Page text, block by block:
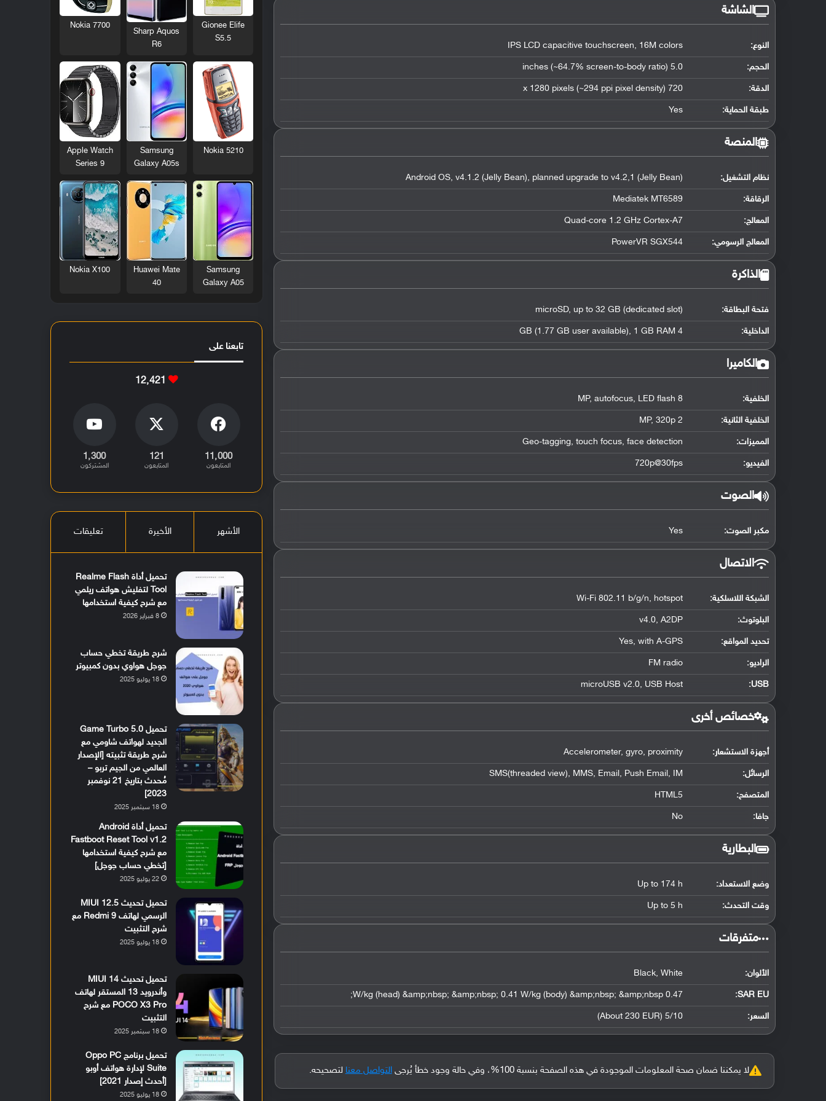
الشاشة
النوع: IPS LCD capacitive touchscreen, 16M colors
الحجم: 5.0 inches (~64.7% screen-to-body ratio)
الدقة: 720 x 1280 pixels (~294 ppi pixel density)
طبقة الحماية: Yes
المنصة
نظام التشغيل:
Android OS, v4.1.2 (Jelly Bean), planned upgrade to v4.2,1 (Jelly Bean)
الرقاقة:
Mediatek MT6589
المعالج:
Quad-core 1.2 GHz Cortex-A7
المعالج الرسومي:
PowerVR SGX544
الذاكرة
فتحة البطاقة: microSD, up to 32 GB (dedicated slot)
الداخلية: 4 GB (1.77 GB user available), 1 GB RAM
الكاميرا
الخلفية: 8 MP, autofocus, LED flash
الخلفية الثانية: 2 MP, 320p
المميزات: Geo-tagging, touch focus, face detection
الفيديو: 720p@30fps
الصوت
مكبر الصوت: Yes
الاتصال
الشبكة اللاسلكية: Wi-Fi 802.11 b/g/n, hotspot
البلوتوث:
v4.0, A2DP
تحديد المواقع:
Yes, with A-GPS
الراديو: FM radio
USB
:
microUSB v2.0, USB Host
خصائص أخرى
أجهزة الاستشعار: Accelerometer, gyro, proximity
الرسائل: SMS(threaded view), MMS, Email, Push Email, IM
المتصفح: HTML5
جافا: No
البطارية
وضع الاستعداد: Up to 174 h
وقت التحدث: Up to 5 h
‏متفرقات‏
الألوان: Black, White
SAR EU:
0.47 W/kg (head) &amp;nbsp; &amp;nbsp; 0.41 W/kg (body) &amp;nbsp; &amp;nbsp;
السعر: 5/10 (About 230 EUR)
لا يمكننا ضمان صحة المعلومات الموجودة في هذه الصفحة بنسبة 100%، وفي حالة وجود خطأ يُرجى التواصل معنا لتصحيحه.
Gionee Elife
S5.5
Sharp Aquos
R6
Nokia 7700
Nokia 5210
Samsung
Galaxy A05s
Apple Watch
Series 9
Samsung
Galaxy A05
Huawei Mate
40
Nokia X100
تابعنا على
12٬421
11٬000
المتابعون
121
المتابعون
1٬300
المشتركون
الأشهر الأخيرة تعليقات
تحميل أداة Realme Flash
Tool لتفليش هواتف ريلمي
مع شرح كيفية استخدامها
8 فبراير 2026
شرح طريقة تخطي حساب
جوجل هواوي بدون كمبيوتر
18 يوليو 2025
تحميل Game Turbo 5.0
الجديد لهواتف شاومي مع
شرح طريقة تثبيته [الإصدار
العالمي من الجيم تربو –
مُحدث بتاريخ 21 نوفمبر
2023]
18 سبتمبر 2025
تحميل أداة Android
Fastboot Reset Tool v1.2
مع شرح كيفية استخدامها
[تخطي حساب جوجل]
22 يوليو 2025
تحميل تحديث MIUI 12.5
الرسمي لهاتف Redmi 9 مع
شرح التثبيت
18 يوليو 2025
تحميل تحديث MIUI 14
وأندرويد 13 المستقر لهاتف
POCO X3 Pro مع شرح
التثبيت
18 سبتمبر 2025
تحميل برنامج Oppo PC
Suite لإدارة هواتف أوبو
[أحدث إصدار 2021]
18 يوليو 2025